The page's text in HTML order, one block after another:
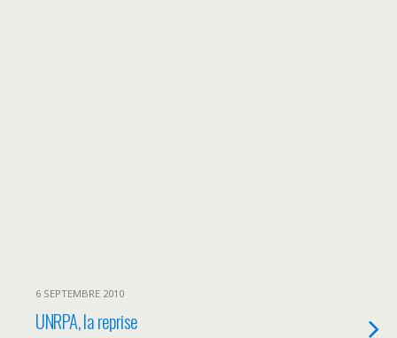
6 SEPTEMBRE 2010
UNRPA, la reprise